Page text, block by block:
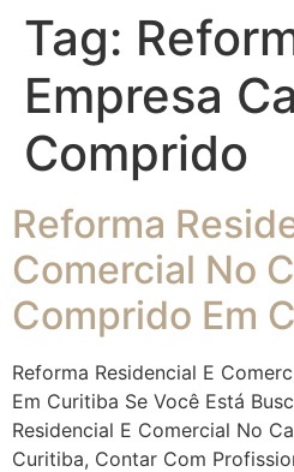
Tag:
Empresa
Comprido
Reforma
Comercial No
Comprido Em
Reforma Residencial E
Em Curitiba Se Você Está
Residencial E Comercial No
Curitiba, Contar Com